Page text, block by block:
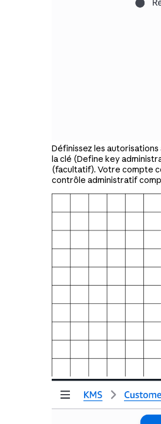
Définissez les
la clé (Define key
(facultatif). Votre compte
contrôle administratif